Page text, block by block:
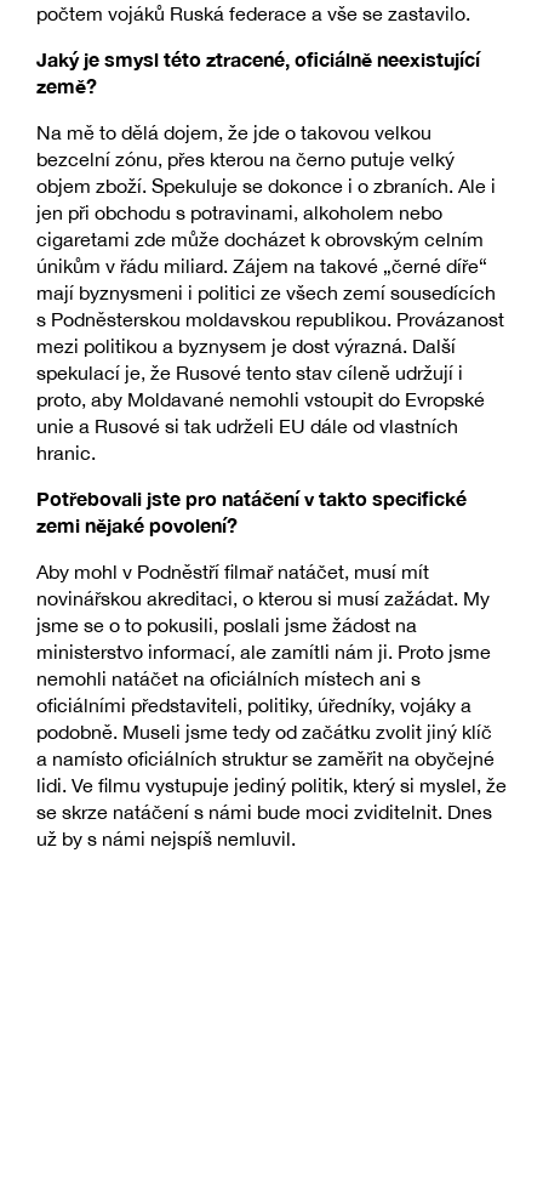
počtem vojáků Ruská federace a vše se zastavilo.
Jaký je smysl této ztracené, oficiálně neexistující
země?
Na mě to dělá dojem, že jde o takovou velkou
bezcelní zónu, přes kterou na černo putuje velký
objem zboží. Spekuluje se dokonce i o zbraních. Ale i
jen při obchodu s potravinami, alkoholem nebo
cigaretami zde může docházet k obrovským celním
únikům v řádu miliard. Zájem na takové „černé díře“
mají byznysmeni i politici ze všech zemí sousedících
s Podněsterskou moldavskou republikou. Provázanost
mezi politikou a byznysem je dost výrazná. Další
spekulací je, že Rusové tento stav cíleně udržují i
proto, aby Moldavané nemohli vstoupit do Evropské
unie a Rusové si tak udrželi EU dále od vlastních
hranic.
Potřebovali jste pro natáčení v takto specifické
zemi nějaké povolení?
Aby mohl v Podněstří filmař natáčet, musí mít
novinářskou akreditaci, o kterou si musí zažádat. My
jsme se o to pokusili, poslali jsme žádost na
ministerstvo informací, ale zamítli nám ji. Proto jsme
nemohli natáčet na oficiálních místech ani s
oficiálními představiteli, politiky, úředníky, vojáky a
podobně. Museli jsme tedy od začátku zvolit jiný klíč
a namísto oficiálních struktur se zaměřit na obyčejné
lidi. Ve filmu vystupuje jediný politik, který si myslel, že
se skrze natáčení s námi bude moci zviditelnit. Dnes
už by s námi nejspíš nemluvil.